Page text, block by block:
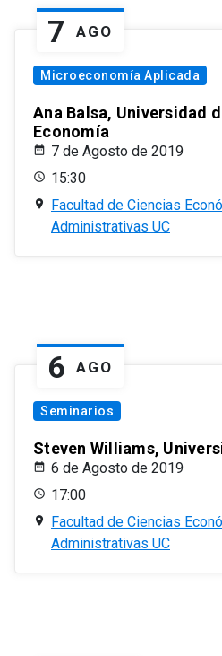
7 AGO
Microeconomía Aplicada
Ana Balsa, Universidad
Economía
7 de Agosto de 2019
15:30
Facultad de Ciencias
Administrativas UC
6 AGO
Seminarios
Steven Williams,
6 de Agosto de 2019
17:00
Facultad de Ciencias
Administrativas UC